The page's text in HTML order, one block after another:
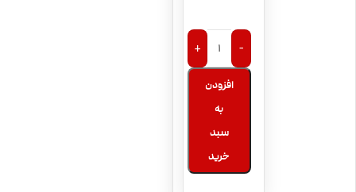
-
+
افزودن
به
سبد
خرید